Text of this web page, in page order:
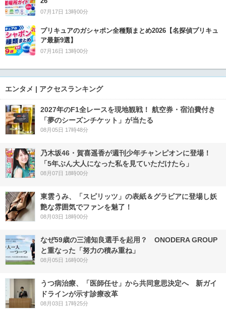
07月17日 13時00分
プリキュアのガシャポン全種類まとめ2026【名探偵プリキュ
ア最新9選】
07月16日 13時00分
エンタメ | アクセスランキング
2027年のF1全レースを現地観戦！ 航空券・宿泊費付き
「夢のシーズンチケット」が当たる
08月05日 17時48分
乃木坂46・賀喜遥香が週刊少年チャンピオンに登場！
「5年ぶん大人になった私を見ていただけたら」
08月07日 18時00分
東雲うみ、「スピリッツ」の表紙＆グラビアに登場し妖
艶な雰囲気でファンを魅了！
08月03日 18時00分
なぜ59歳の三浦知良選手を起用？ ONODERA GROUP
と重なった「努力の積み重ね」
08月05日 16時00分
うつ病治療、「医師任せ」から共同意思決定へ 新ガイ
ドラインが示す診療改革
08月03日 17時25分